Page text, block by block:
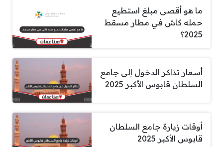
ما هو أقصى مبلغ استطيع
حمله كاش في مطار مسقط
2025؟
أسعار تذاكر الدخول إلى جامع
السلطان قابوس الأكبر 2025
أوقات زيارة جامع السلطان
قابوس الأكبر 2025